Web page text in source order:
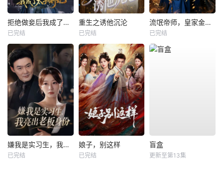
拒绝做妾后我成了太子侧妃
已完结
重生之诱他沉沦
已完结
流氓帝师，皇家金牌县令
已完结
嫌我是实习生，我亮出老板身份
已完结
娘子，别这样
已完结
盲盒
更新至第13集